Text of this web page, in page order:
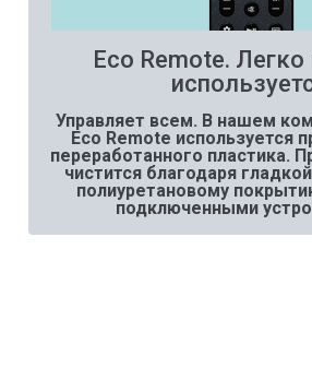
Eco Remote. Легко
Управляет всем. В нашем
Eco Remote используется
переработанного пластика.
чистится благодаря
полиуретановому
подключенными